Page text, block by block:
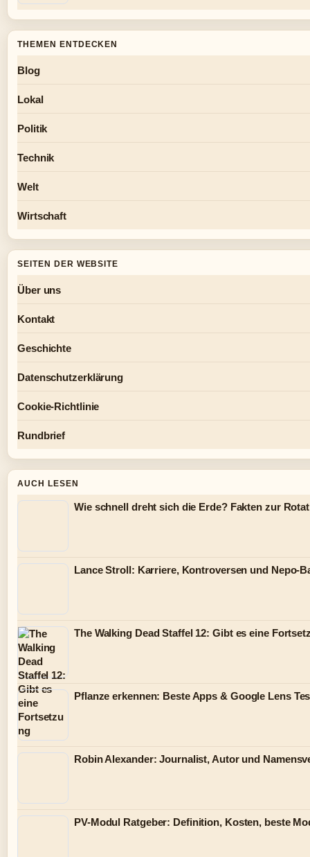
THEMEN ENTDECKEN
Blog
Lokal
Politik
Technik
Welt
Wirtschaft
SEITEN DER WEBSITE
Über uns
Kontakt
Geschichte
Datenschutzerklärung
Cookie-Richtlinie
Rundbrief
AUCH LESEN
Wie schnell dreht sich die Erde? Fakten zur
Lance Stroll: Karriere, Kontroversen und Nepo-
The Walking Dead Staffel 12: Gibt es eine
Pflanze erkennen: Beste Apps & Google Lens
Robin Alexander: Journalist, Autor und
PV-Modul Ratgeber: Definition, Kosten, beste